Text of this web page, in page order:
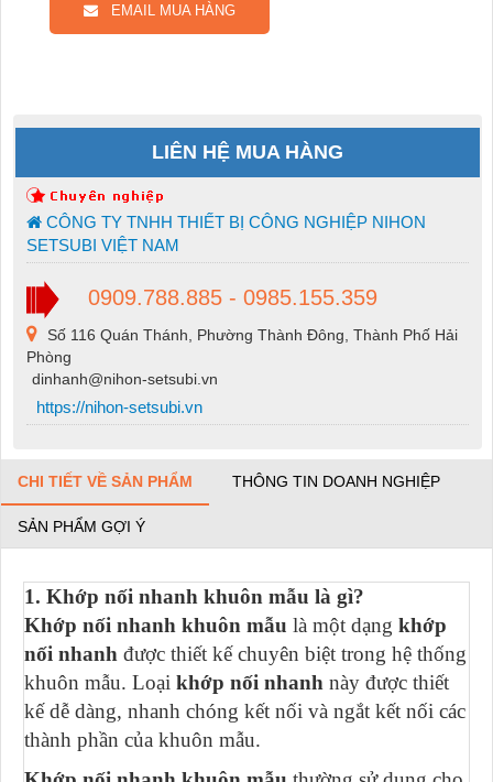
EMAIL MUA HÀNG
LIÊN HỆ MUA HÀNG
CÔNG TY TNHH THIẾT BỊ CÔNG NGHIỆP NIHON
SETSUBI VIỆT NAM
0909.788.885 - 0985.155.359
Số 116 Quán Thánh, Phường Thành Đông, Thành Phố Hải
Phòng
dinhanh@nihon-setsubi.vn
https://nihon-setsubi.vn
CHI TIẾT VỀ SẢN PHẨM THÔNG TIN DOANH NGHIỆP
SẢN PHẨM GỢI Ý
1. Khớp nối nhanh khuôn mẫu là gì?
Khớp nối nhanh khuôn mẫu là một dạng khớp
nối nhanh được thiết kế chuyên biệt trong hệ thống
khuôn mẫu. Loại khớp nối nhanh này được thiết
kế dễ dàng, nhanh chóng kết nối và ngắt kết nối các
thành phần của khuôn mẫu.